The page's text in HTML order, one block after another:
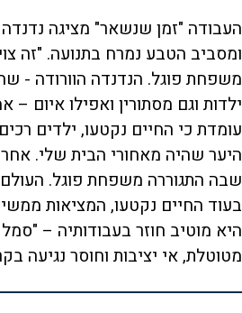
העבודה "זמן שנשאר" מציגה
ומסביב הטבע נמרח בתנועה. "זה
משפחת פוגל. הנדנדה הוורודה -
ילדות וגם מסתורין ואפילו איום –
עומדת כי החיים נקטעו, ילדים
היער שהיה מאחורי הבית שלי.
שבה התגוררה משפחת פוגל. העולם
בעוד החיים נקטעו, המציאות
היא מוטיב חוזר בעבודותיה –
מטוטלת, אי יציבות וחוסר נגיעה